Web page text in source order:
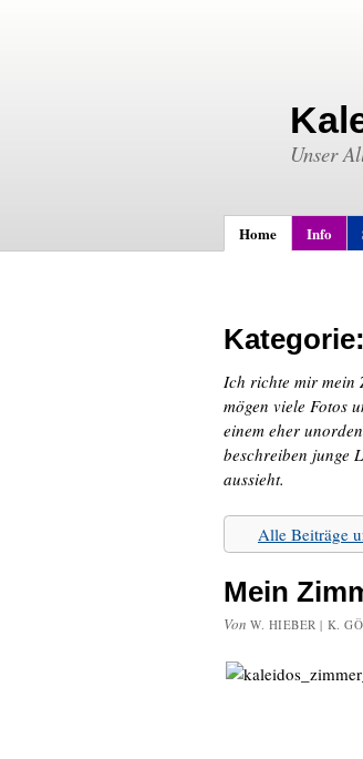
Unser
Home Info
Kategorie:
Ich richte mir mein
mögen viele Fotos
einem eher
beschreiben junge
aussieht.
Alle Beiträge
Mein
Von W. HIEBER | K.